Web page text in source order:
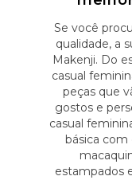
Se você
qualidade, a
Makenji. Do
casual
peças que
gostos e
casual
básica
estampados